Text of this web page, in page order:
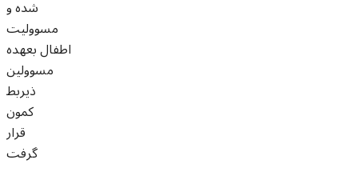
شده و
مسووليت
اطفال بعهده
مسوولين
ذيربط
کمون
قرار